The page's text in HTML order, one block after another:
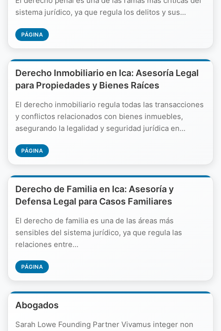
sistema jurídico, ya que regula los delitos y sus...
PÁGINA
Derecho Inmobiliario en Ica: Asesoría Legal
para Propiedades y Bienes Raíces
El derecho inmobiliario regula todas las transacciones
y conflictos relacionados con bienes inmuebles,
asegurando la legalidad y seguridad jurídica en...
PÁGINA
Derecho de Familia en Ica: Asesoría y
Defensa Legal para Casos Familiares
El derecho de familia es una de las áreas más
sensibles del sistema jurídico, ya que regula las
relaciones entre...
PÁGINA
Abogados
Sarah Lowe Founding Partner Vivamus integer non